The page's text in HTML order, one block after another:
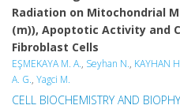
Radiation on Mitochondrial
(m)), Apoptotic Activity and
Fibroblast Cells
EŞMEKAYA M. A., Seyhan N., KAYHAN
A. G., Yagci M.
CELL BIOCHEMISTRY AND